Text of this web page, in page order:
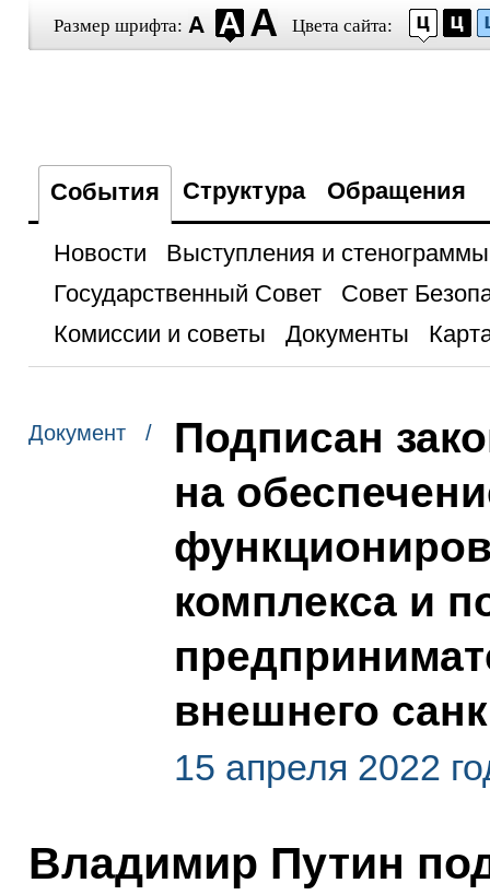
Размер шрифта: Цвета сайта:
События Структура Обращения
Новости
Выступления и стенограммы
Государственный Совет
Совет
Комиссии и советы
Документы
Документ /
Подписан
на
комплекса и
внешнего
15 апреля 2022
Владимир Путин